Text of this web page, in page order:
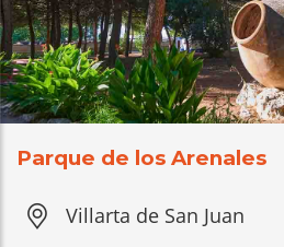
Parque de los Arenales
Villarta de San Juan